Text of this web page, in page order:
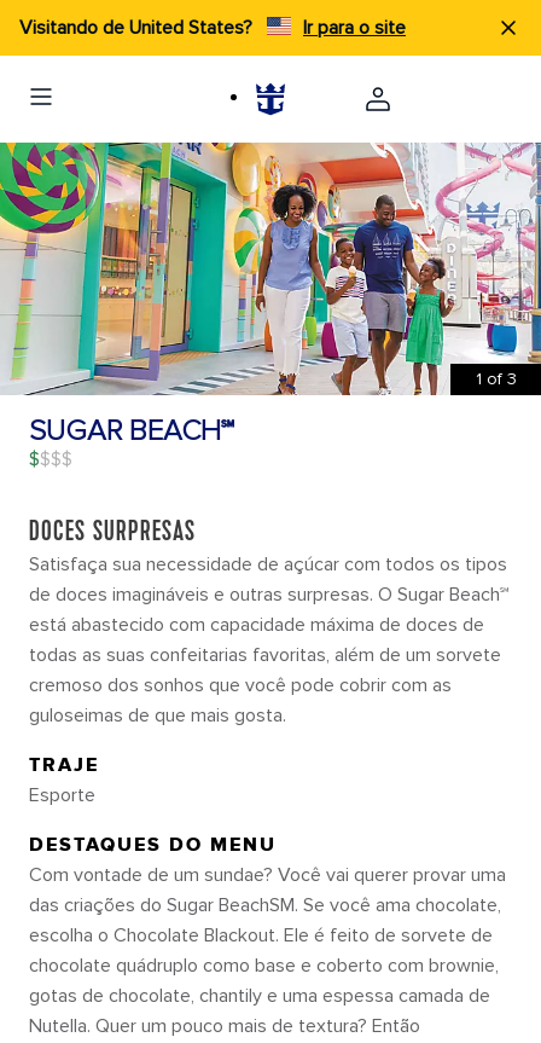
Visitando de United States? Ir para o site
1 of 3
SUGAR BEACH℠
$
DOCES SURPRESAS
Satisfaça sua necessidade de açúcar com todos os tipos
de doces imagináveis e outras surpresas. O Sugar Beach℠
está abastecido com capacidade máxima de doces de
todas as suas confeitarias favoritas, além de um sorvete
cremoso dos sonhos que você pode cobrir com as
guloseimas de que mais gosta.
TRAJE
Esporte
DESTAQUES DO MENU
Com vontade de um sundae? Você vai querer provar uma
das criações do Sugar BeachSM. Se você ama chocolate,
escolha o Chocolate Blackout. Ele é feito de sorvete de
chocolate quádruplo como base e coberto com brownie,
gotas de chocolate, chantily e uma espessa camada de
Nutella. Quer um pouco mais de textura? Então